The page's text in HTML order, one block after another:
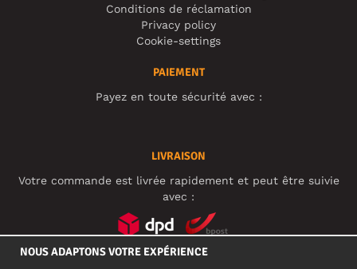
Conditions de réclamation
Privacy policy
Cookie-settings
PAIEMENT
Payez en toute sécurité avec :
LIVRAISON
Votre commande est livrée rapidement et peut être suivie
avec :
NOUS ADAPTONS VOTRE EXPÉRIENCE